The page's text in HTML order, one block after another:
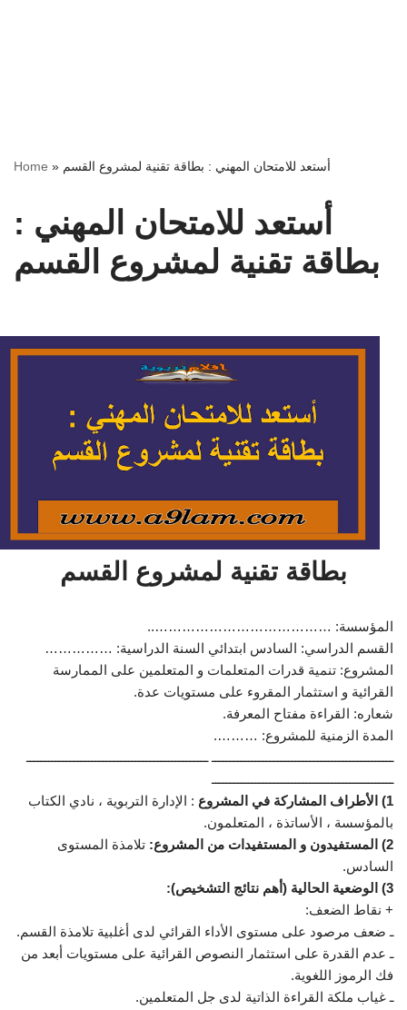
Home » أستعد للامتحان المهني : بطاقة تقنية لمشروع القسم
أستعد للامتحان المهني :
بطاقة تقنية لمشروع القسم
بطاقة تقنية لمشروع القسم
المؤسسة: …………………………………..
القسم الدراسي: السادس ابتدائي السنة الدراسية: ……………
المشروع: تنمية قدرات المتعلمات و المتعلمين على الممارسة
القرائية و استثمار المقروء على مستويات عدة.
شعاره: القراءة مفتاح المعرفة.
المدة الزمنية للمشروع: ……….
ــــــــــــــــــــــــــــــــــــــــــــــــــ ــــــــــــــــــــــــــــــــــــــــــــــــــ
ــــــــــــــــــــــــــــــــــــــــــــــــــ
1) الأطراف المشاركة في المشروع
: الإدارة التربوية ، نادي الكتاب
بالمؤسسة ، الأساتذة ، المتعلمون.
2) المستفيدون و المستفيدات من المشروع:
تلامذة المستوى
السادس.
3) الوضعية الحالية (أهم نتائج التشخيص):
+ نقاط الضعف:
ـ ضعف مرصود على مستوى الأداء القرائي لدى أغلبية تلامذة القسم.
ـ عدم القدرة على استثمار النصوص القرائية على مستويات أبعد من
فك الرموز اللغوية.
ـ غياب ملكة القراءة الذاتية لدى جل المتعلمين.